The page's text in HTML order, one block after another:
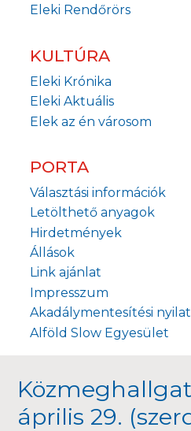
Eleki Rendőrörs
KULTÚRA
Eleki Krónika
Eleki Aktuális
Elek az én városom
PORTA
Választási információk
Letölthető anyagok
Hirdetmények
Állások
Link ajánlat
Impresszum
Akadálymentesítési
Alföld Slow Egyesület
április 29.